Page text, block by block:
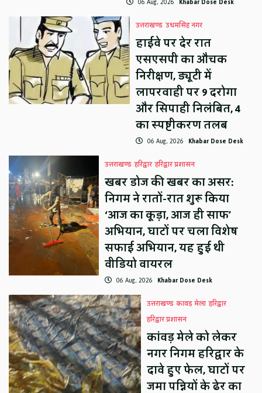
उत्तराखण्ड उधमसिंह नगर
हाईवे पर देर रात
एसएसपी का औचक
निरीक्षण, ड्यूटी में
लापरवाही पर 9 दरोगा
और सिपाही निलंबित, 4
का स्पष्टीकरण तलब
06 Aug, 2026 Khabar Dose Desk
उत्तराखण्ड हरिद्वार हरिद्वार प्रशासन
खबर डोज की खबर का असर:
निगम ने रातों-रात शुरू किया
‘आज का कूड़ा, आज ही साफ’
अभियान, घाटों पर चला विशेष
सफाई अभियान, यह हुई थी
वीडियो वायरल
06 Aug, 2026 Khabar Dose Desk
उत्तराखण्ड कावड़ मेला हरिद्वार
हरिद्वार प्रशासन
कांवड़ मेले को लेकर
नगर निगम हरिद्वार के
दावे हुए फेल, घाटों पर
जमा पन्नियों के ढेर का